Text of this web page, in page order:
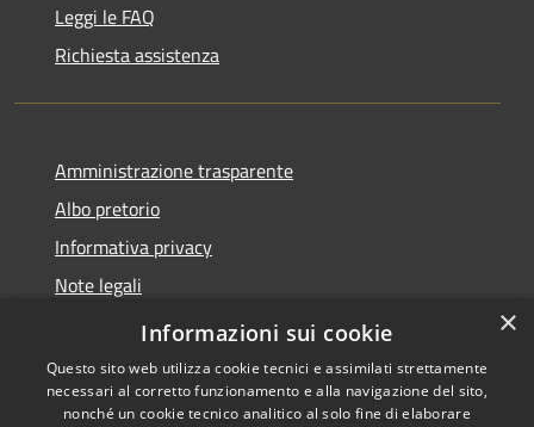
Leggi le FAQ
Richiesta assistenza
Amministrazione trasparente
Albo pretorio
Informativa privacy
Note legali
Dichiarazione di accessibilità
×
Informazioni sui cookie
Questo sito web utilizza cookie tecnici e assimilati strettamente
necessari al corretto funzionamento e alla navigazione del sito,
nonché un cookie tecnico analitico al solo fine di elaborare